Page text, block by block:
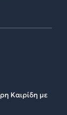
Καιρίδη με